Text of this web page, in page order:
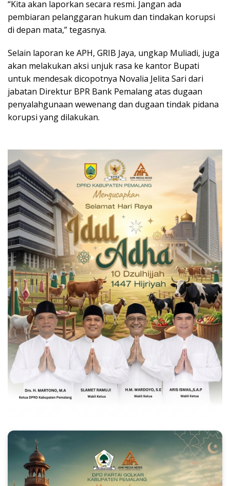
“Kita akan laporkan secara resmi. Jangan ada
pembiaran pelanggaran hukum dan tindakan korupsi
di depan mata,” tegasnya.
Selain laporan ke APH, GRIB Jaya, ungkap Muliadi, juga
akan melakukan aksi unjuk rasa ke kantor Bupati
untuk mendesak dicopotnya Novalia Jelita Sari dari
jabatan Direktur BPR Bank Pemalang atas dugaan
penyalahgunaan wewenang dan dugaan tindak pidana
korupsi yang dilakukan.